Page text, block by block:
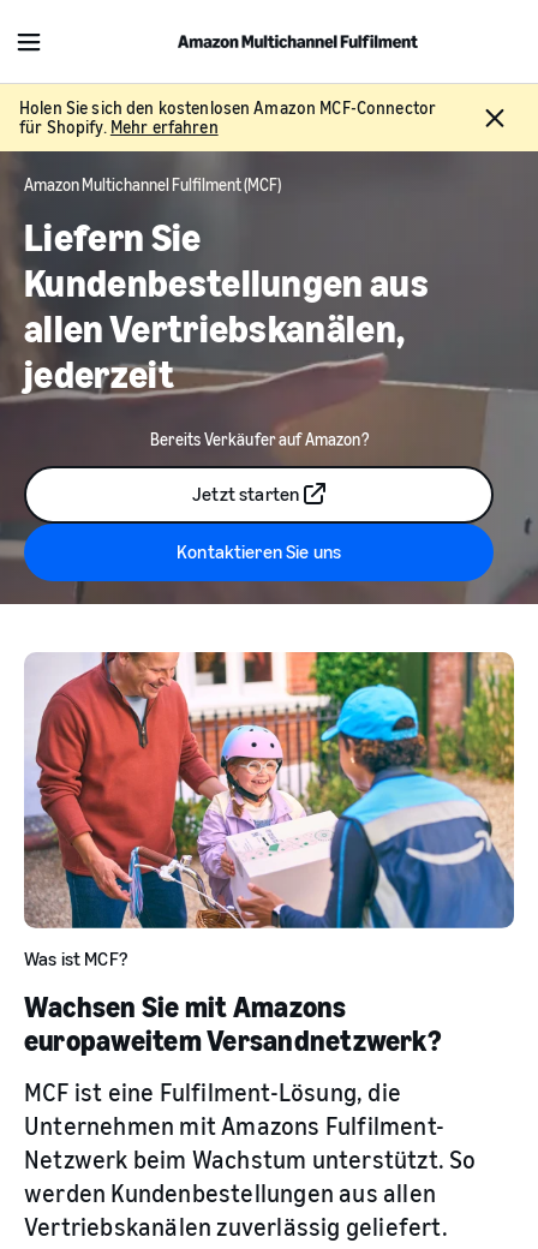
M
e
n
u
Holen Sie sich den kostenlosen Amazon MCF-Connector
für Shopify. Mehr erfahren
C
Amazon Multichannel Fulfilment (MCF)
Liefern Sie
Kundenbestellungen aus
allen Vertriebskanälen,
jederzeit
Bereits Verkäufer auf Amazon?
Jetzt starten
Kontaktieren Sie uns
Was ist MCF?
Wachsen Sie mit Amazons
europaweitem Versandnetzwerk?
MCF ist eine Fulfilment-Lösung, die
Unternehmen mit Amazons Fulfilment-
Netzwerk beim Wachstum unterstützt. So
werden Kundenbestellungen aus allen
Vertriebskanälen zuverlässig geliefert.